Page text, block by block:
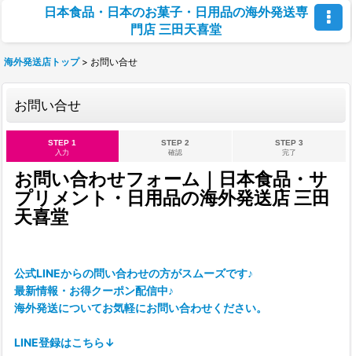
日本食品・日本のお菓子・日用品の海外発送専
門店 三田天喜堂
海外発送店トップ > お問い合せ
お問い合せ
STEP 1
入力
STEP 2
確認
STEP 3
完了
お問い合わせフォーム｜日本食品・サ
プリメント・日用品の海外発送店 三田
天喜堂
公式LINEからの問い合わせの方がスムーズです♪
最新情報・お得クーポン配信中♪
海外発送についてお気軽にお問い合わせください。
LINE登録はこちら↓